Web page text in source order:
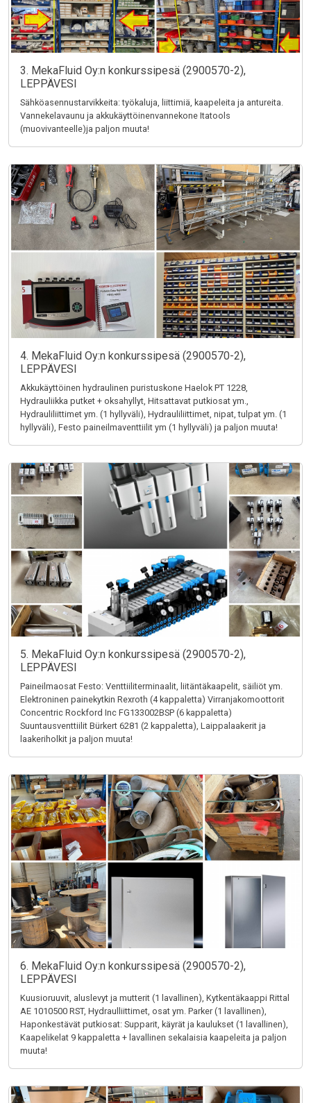
3. MekaFluid Oy:n konkurssipesä (2900570-2),
LEPPÄVESI
Sähköasennustarvikkeita: työkaluja, liittimiä, kaapeleita ja antureita.
Vannekelavaunu ja akkukäyttöinenvannekone Itatools
(muovivanteelle)ja paljon muuta!
4. MekaFluid Oy:n konkurssipesä (2900570-2),
LEPPÄVESI
Akkukäyttöinen hydraulinen puristuskone Haelok PT 1228,
Hydrauliikka putket + oksahyllyt, Hitsattavat putkiosat ym.,
Hydrauliliittimet ym. (1 hyllyväli), Hydrauliliittimet, nipat, tulpat ym. (1
hyllyväli), Festo paineilmaventtiilit ym (1 hyllyväli) ja paljon muuta!
5. MekaFluid Oy:n konkurssipesä (2900570-2),
LEPPÄVESI
Paineilmaosat Festo: Venttiiliterminaalit, liitäntäkaapelit, säiliöt ym.
Elektroninen painekytkin Rexroth (4 kappaletta) Virranjakomoottorit
Concentric Rockford Inc FG133002BSP (6 kappaletta)
Suuntausventtiilit Bürkert 6281 (2 kappaletta), Laippalaakerit ja
laakeriholkit ja paljon muuta!
6. MekaFluid Oy:n konkurssipesä (2900570-2),
LEPPÄVESI
Kuusioruuvit, aluslevyt ja mutterit (1 lavallinen), Kytkentäkaappi Rittal
AE 1010500 RST, Hydraulliittimet, osat ym. Parker (1 lavallinen),
Haponkestävät putkiosat: Supparit, käyrät ja kaulukset (1 lavallinen),
Kaapelikelat 9 kappaletta + lavallinen sekalaisia kaapeleita ja paljon
muuta!